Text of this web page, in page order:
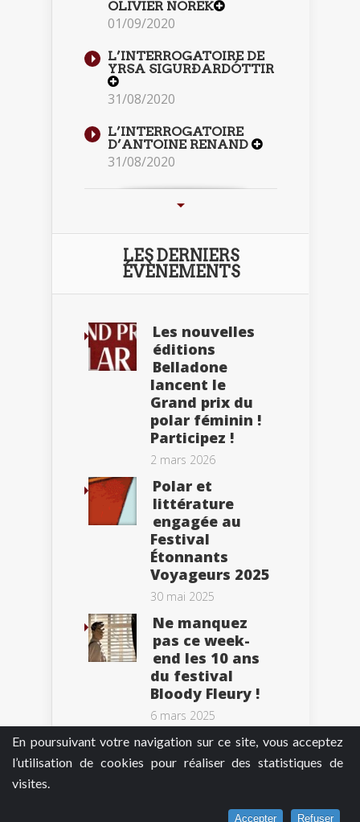
En poursuivant votre navigation sur ce site, vous acceptez
l’utilisation de cookies pour réaliser des statistiques de
visites.
Accepter Refuser
OLIVIER NOREK
01/09/2020
L’INTERROGATOIRE DE
YRSA SIGURÐARDÓTTIR
31/08/2020
L’INTERROGATOIRE
D’ANTOINE RENAND
31/08/2020
LES DERNIERS
ÉVÈNEMENTS
Les nouvelles
éditions
Belladone
lancent le
Grand prix du
polar féminin !
Participez !
2 mars 2026
Polar et
littérature
engagée au
Festival
Étonnants
Voyageurs 2025
30 mai 2025
Ne manquez
pas ce week-
end les 10 ans
du festival
Bloody Fleury !
6 mars 2025